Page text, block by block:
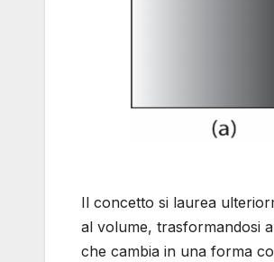
Il concetto si laurea
al volume, trasformandosi
che cambia in una forma